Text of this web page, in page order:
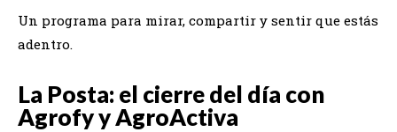
Un programa para mirar, compartir y sentir que estás
adentro.
La Posta: el cierre del día con
Agrofy y AgroActiva